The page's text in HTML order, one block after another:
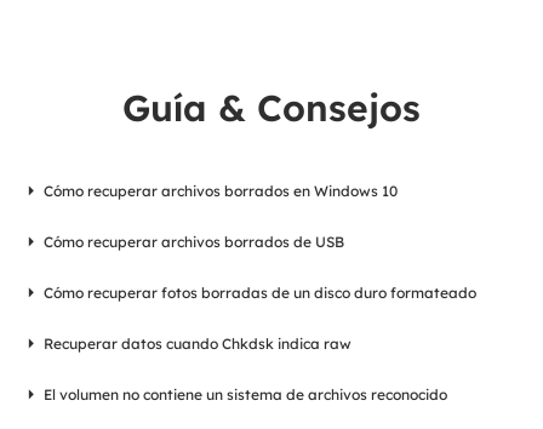
Guía & Consejos
Cómo recuperar archivos borrados en Windows 10
Cómo recuperar archivos borrados de USB
Cómo recuperar fotos borradas de un disco duro formateado
Recuperar datos cuando Chkdsk indica raw
El volumen no contiene un sistema de archivos reconocido